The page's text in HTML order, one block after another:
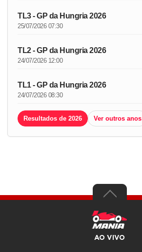
TL3 - GP da Hungria 2026
25/07/2026 07:30
TL2 - GP da Hungria 2026
24/07/2026 12:00
TL1 - GP da Hungria 2026
24/07/2026 08:30
Resultados de 2026 Ver outros anos
AO VIVO